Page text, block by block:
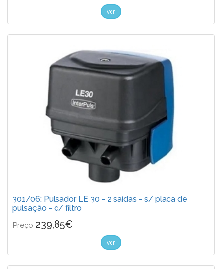
ver
301/06: Pulsador LE 30 - 2 saídas - s/ placa de
pulsação - c/ filtro
Preço 239,85€
ver